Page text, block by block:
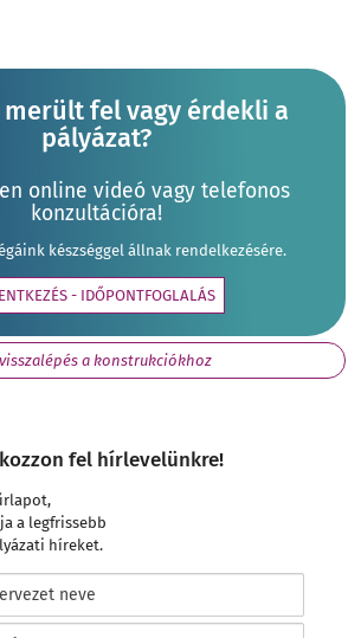
merült fel vagy érdekli a
pályázat?
online videó vagy telefonos
konzultációra!
készséggel állnak rendelkezésére.
- IDŐPONTFOGLALÁS
visszalépés a konstrukciókhoz
fel hírlevelünkre!
a legfrissebb
híreket.